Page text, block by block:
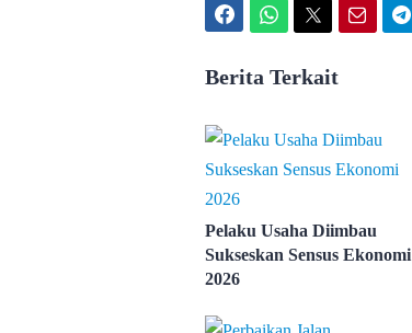
Berita Terkait
Pelaku Usaha Diimbau
Sukseskan Sensus Ekonomi
2026